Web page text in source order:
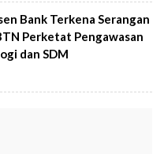
Bank Terkena Serangan
Perketat Pengawasan
dan SDM